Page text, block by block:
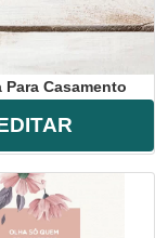
Para Casamento